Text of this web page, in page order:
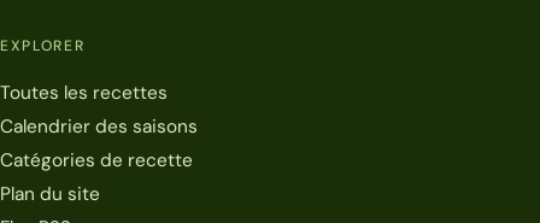
EXPLORER
Toutes les recettes
Calendrier des saisons
Catégories de recette
Plan du site